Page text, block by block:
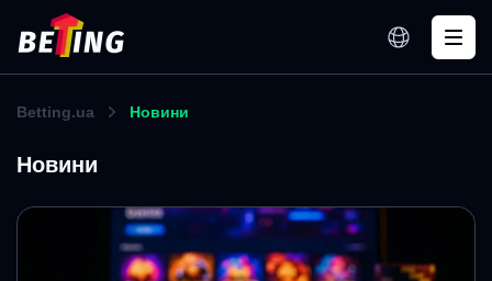
Betting.ua Новини
Новини